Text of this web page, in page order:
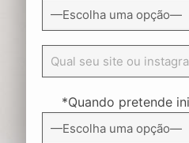
*Quando pretende